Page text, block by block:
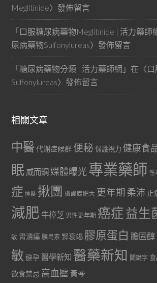
Meglitinide〉發佈留言
「口服糖尿病藥物Meglitinide | 活力藥師
尿病藥物Sulfonylureas〉發佈留言
「糖尿病藥物分類 | 活力藥師網 」在〈
Sulfonylureas〉發佈留言
相關文章
中醫代謝症候群 便秘 保護視力 健康食
眠 威而鋼 媒體曝光專業藥師 性
症 掉髮 揪團 攝護腺肥大 更年期 柔沛 止
減肥 牛樟芝 男性更年期 癌症益生
敏 胃潰瘍 胰島素 腎衰竭 膠原蛋白 膽固醇
敏 避孕 醫學新知 醫藥新知 關鍵字
飲食禁忌 高血壓 黃芩